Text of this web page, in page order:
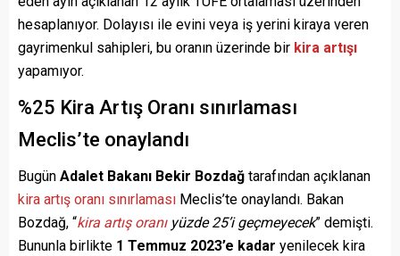
hesaplanıyor. Dolayısı ile evini veya iş yerini kiraya veren
gayrimenkul sahipleri, bu oranın üzerinde bir kira artışı
yapamıyor.
%25 Kira Artış Oranı sınırlaması
Meclis’te onaylandı
Bugün Adalet Bakanı Bekir Bozdağ tarafından açıklanan
kira artış oranı sınırlaması Meclis’te onaylandı. Bakan
Bozdağ, “kira artış oranıyüzde 25’i geçmeyecek” demişti.
Bununla birlikte 1 Temmuz 2023’e kadar yenilecek kira